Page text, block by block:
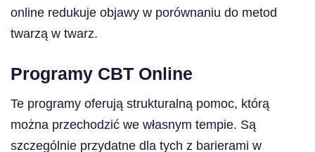
online redukuje objawy w porównaniu do metod
twarzą w twarz.
Programy CBT Online
Te programy oferują strukturalną pomoc, którą
można przechodzić we własnym tempie. Są
szczególnie przydatne dla tych z barierami w